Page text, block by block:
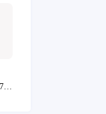
ERP系统服务器选型指南：i7 7700与E5 2680性能场景适配方案